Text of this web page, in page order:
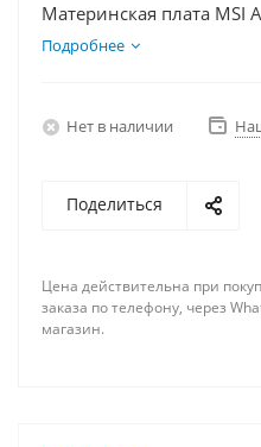
Материнская плата MSI
RTX 4090 24Гб, Память
Подробнее
Нет в наличии
Поделиться
Цена действительна при
заказа по телефону, через
магазин.